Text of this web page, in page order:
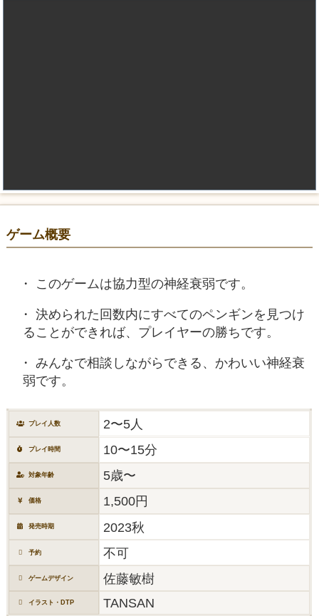
ゲーム概要
このゲームは協力型の神経衰弱です。
決められた回数内にすべてのペンギンを見つけ
ることができれば、プレイヤーの勝ちです。
みんなで相談しながらできる、かわいい神経衰
弱です。
プレイ人数 2〜5人
プレイ時間 10〜15分
対象年齢 5歳〜
価格 1,500円
発売時期 2023秋
予約 不可
ゲームデザイン 佐藤敏樹
イラスト・DTP TANSAN